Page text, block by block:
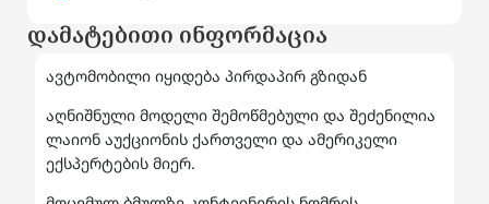
დამატებითი ინფორმაცია
ავტომობილი იყიდება პირდაპირ გზიდან
აღნიშნული მოდელი შემოწმებული და შეძენილია
ლაიონ აუქციონის ქართველი და ამერიკელი
ექსპერტების მიერ.